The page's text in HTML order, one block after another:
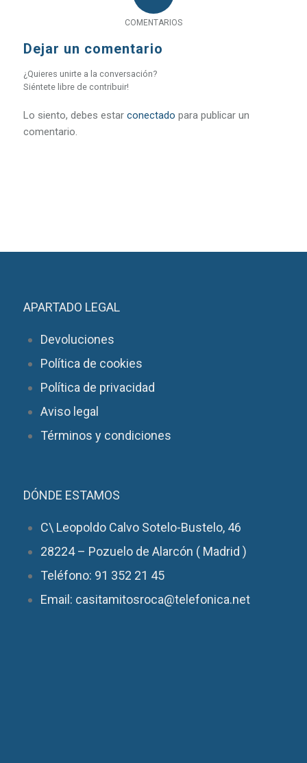
COMENTARIOS
Dejar un comentario
¿Quieres unirte a la conversación?
Siéntete libre de contribuir!
Lo siento, debes estar conectado para publicar un
comentario.
APARTADO LEGAL
Devoluciones
Política de cookies
Política de privacidad
Aviso legal
Términos y condiciones
DÓNDE ESTAMOS
C\ Leopoldo Calvo Sotelo-Bustelo, 46
28224 – Pozuelo de Alarcón ( Madrid )
Teléfono: 91 352 21 45
Email: casitamitosroca@telefonica.net